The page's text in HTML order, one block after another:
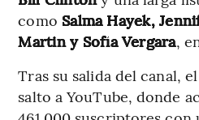
como Salma Hayek,
Martin y Sofía Vergara,
Tras su salida del canal,
salto a YouTube, donde